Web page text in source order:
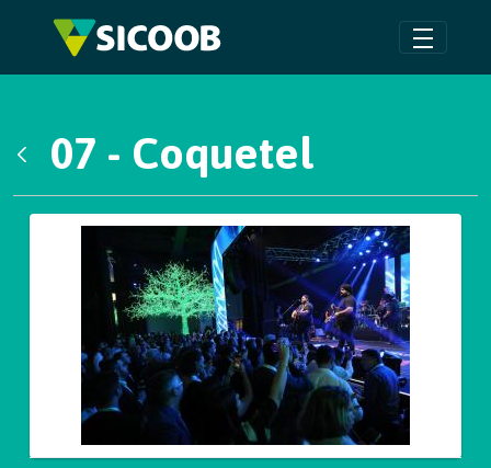
Pular para o Conteúdo principal
07 - Coquetel
Galeria de Mídias